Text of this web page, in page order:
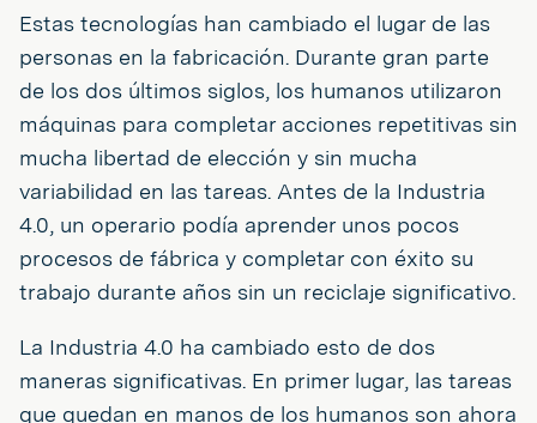
Estas tecnologías han cambiado el lugar de las
personas en la fabricación. Durante gran parte
de los dos últimos siglos, los humanos utilizaron
máquinas para completar acciones repetitivas sin
mucha libertad de elección y sin mucha
variabilidad en las tareas. Antes de la Industria
4.0, un operario podía aprender unos pocos
procesos de fábrica y completar con éxito su
trabajo durante años sin un reciclaje significativo.
La Industria 4.0 ha cambiado esto de dos
maneras significativas. En primer lugar, las tareas
que quedan en manos de los humanos son ahora